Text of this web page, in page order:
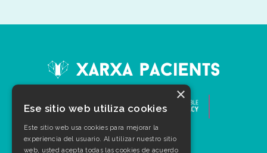
×
Ese sitio web utiliza cookies
Este sitio web usa cookies para mejorar la
experiencia del usuario. Al utilizar nuestro sitio
web, usted acepta todas las cookies de acuerdo